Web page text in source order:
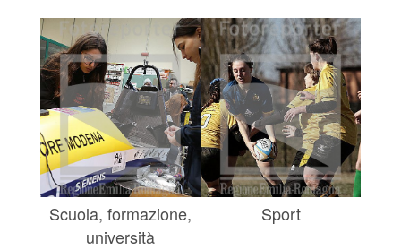
Scuola, formazione,
università
Sport